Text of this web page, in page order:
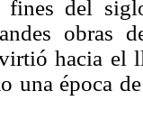
fines del
obras
hacia
una época